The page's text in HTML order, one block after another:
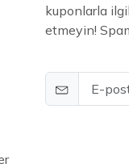
kuponlarla
etmeyin!